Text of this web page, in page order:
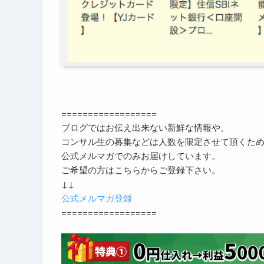
==================
ブログではお伝え出来ない新鮮な情報や、
コンサル生の募集などは人数を限定させて頂くため
公式メルマガでのみお届けしています。
ご希望の方はこちらからご登録下さい。
↓↓
公式メルマガ登録
==================